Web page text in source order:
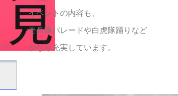
イベントの内容も、
奇兵隊パレードや白虎隊踊りなど
かなり充実しています。